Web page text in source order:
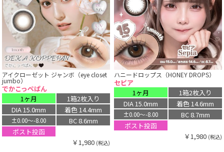
アイクローゼット ジャンボ（eye closet
jumbo）
でかこっぺぱん
1ヶ月
1箱2枚入り
DIA 15.0mm
着色 14.4mm
±0.00〜-8.00
BC 8.6mm
ポスト投函
￥1,980 (税込)
ハニードロップス（HONEY DROPS）
セピア
1ヶ月
1箱2枚入り
DIA 15.0mm
着色 14.6mm
±0.00〜-8.00
BC 8.7mm
ポスト投函
￥1,980 (税込)